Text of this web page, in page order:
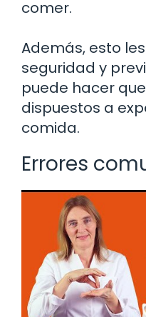
comer.
Además, esto
seguridad y
puede hacer
dispuestos a
comida.
Errores